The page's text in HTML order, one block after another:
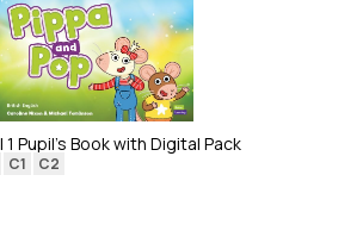
Pupil's Book with Digital Pack
C1 C2